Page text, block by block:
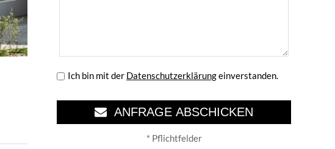
Ich bin mit der Datenschutzerklärungeinverstanden.
ANFRAGE ABSCHICKEN
* Pflichtfelder